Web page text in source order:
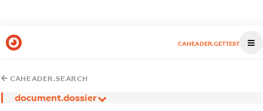
CAHEADER.GETTEST
CAHEADER.SEARCH
document.dossier